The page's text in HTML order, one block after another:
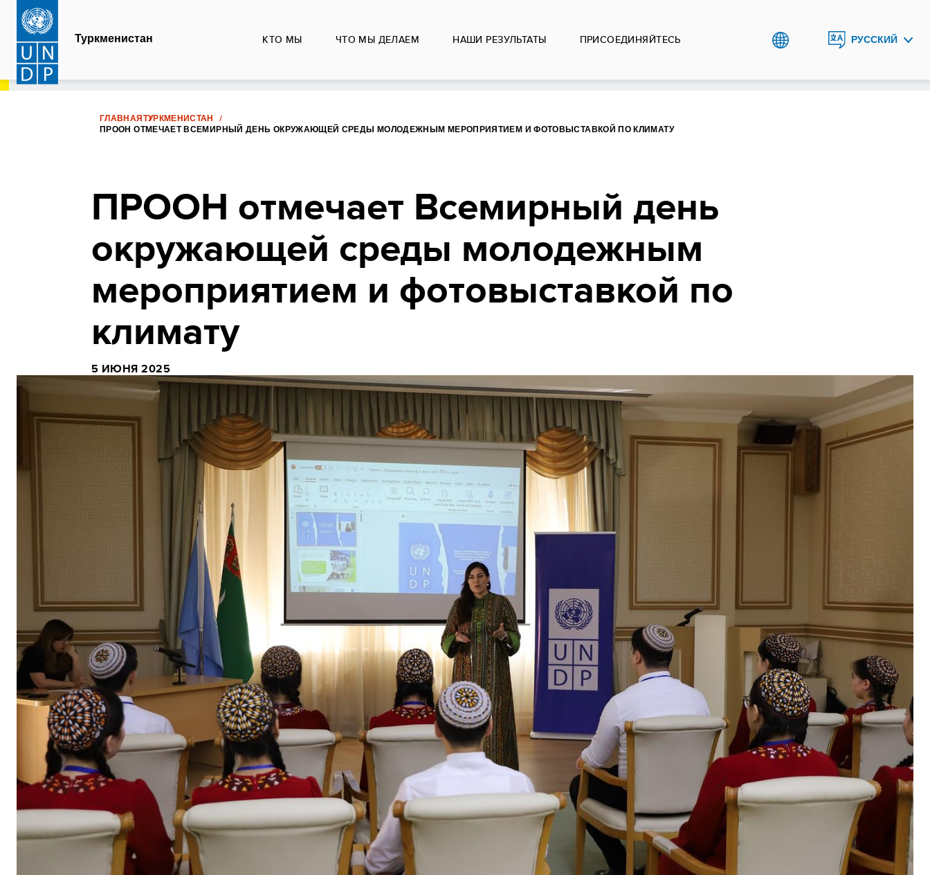
Перейти
основному
содержанию
Туркменистан КТО МЫ ЧТО МЫ ДЕЛАЕМ НАШИ РЕЗУЛЬТАТЫ ПРИСОЕДИНЯЙТЕСЬ РУССКИЙ
ГЛАВНАЯ ТУРКМЕНИСТАН
ПРООН ОТМЕЧАЕТ ВСЕМИРНЫЙ ДЕНЬ ОКРУЖАЮЩЕЙ СРЕДЫ МОЛОДЕЖНЫМ МЕРОПРИЯТИЕМ И ФОТОВЫСТАВКОЙ ПО КЛИМАТУ
ПРООН отмечает Всемирный день
окружающей среды молодежным
мероприятием и фотовыставкой по
климату
5 ИЮНЯ 2025